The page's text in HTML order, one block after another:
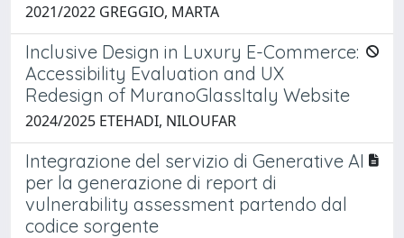
2021/2022 GREGGIO, MARTA
Inclusive Design in Luxury E-Commerce:
Accessibility Evaluation and UX
Redesign of MuranoGlassItaly Website
2024/2025 ETEHADI, NILOUFAR
Integrazione del servizio di Generative AI
per la generazione di report di
vulnerability assessment partendo dal
codice sorgente